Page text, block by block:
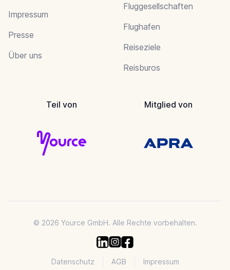
Impressum
Presse
Über uns
Fluggesellschaften
Flughafen
Reiseziele
Reisburos
Teil von Mitglied von
© 2026 Yource GmbH. Alle Rechte vorbehalten.
Datenschutz AGB Impressum